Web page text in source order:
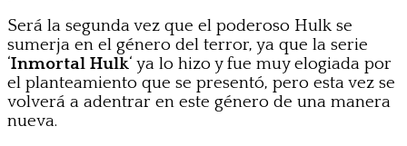
Será la segunda vez que el poderoso Hulk se
sumerja en el género del terror, ya que la serie
‘Inmortal Hulk‘ ya lo hizo y fue muy elogiada por
el planteamiento que se presentó, pero esta vez se
volverá a adentrar en este género de una manera
nueva.